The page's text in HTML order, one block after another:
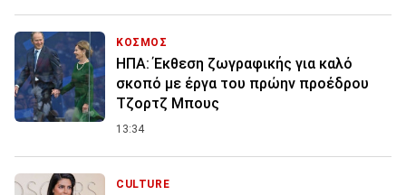
ΚΟΣΜΟΣ
ΗΠΑ: Έκθεση ζωγραφικής για καλό
σκοπό με έργα του πρώην προέδρου
Τζορτζ Μπους
13:34
CULTURE